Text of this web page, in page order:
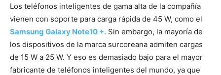
Los teléfonos inteligentes de gama alta de la compañía
vienen con soporte para carga rápida de 45 W, como el
Samsung Galaxy Note10 +. Sin embargo, la mayoría de
los dispositivos de la marca surcoreana admiten cargas
de 15 W a 25 W. Y eso es demasiado bajo para el mayor
fabricante de teléfonos inteligentes del mundo, ya que